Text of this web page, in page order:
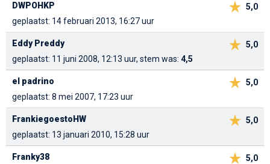
5,0
DWPOHKP
geplaatst: 14 februari 2013, 16:27 uur
5,0
Eddy Preddy
geplaatst: 11 juni 2008, 12:13 uur, stem was: 4,5
5,0
el padrino
geplaatst: 8 mei 2007, 17:23 uur
5,0
FrankiegoestoHW
geplaatst: 13 januari 2010, 15:28 uur
5,0
Franky38